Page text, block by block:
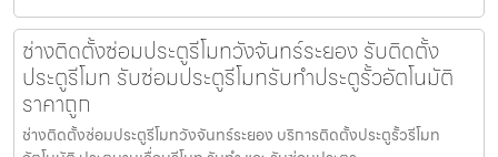
ช่างติดตั้งซ่อมประตูรีโมทวังจันทร์ระยอง รับติดตั้ง
ประตูรีโมท รับซ่อมประตูรีโมทรับทำประตูรั้วอัตโนมัติ
ราคาถูก
ช่างติดตั้งซ่อมประตูรีโมทวังจันทร์ระยอง บริการติดตั้งประตูรั้วรีโมท